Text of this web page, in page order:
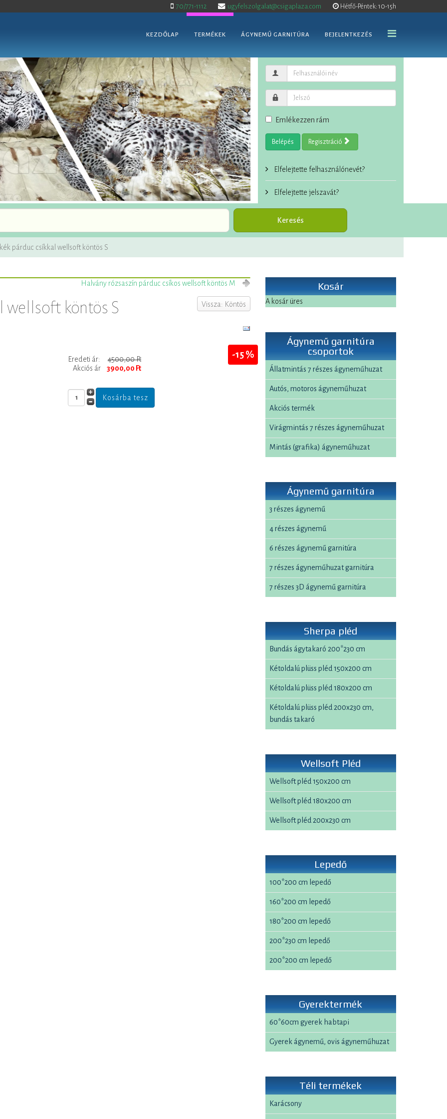
70/771-1112 ugyfelszolgalat@csigaplaza.com Hétfő-Péntek: 10-15h
KEZDŐLAP TERMÉKEK ÁGYNEMŰ GARNITÚRA BEJELENTKEZÉS
Emlékezzen rám
Belépés Regisztráció
Elfelejtette felhasználónevét?
Elfelejtette jelszavát?
párduc csíkkal wellsoft köntös S
Halvány rózsaszín párduc csíkos wellsoft köntös M
Vissza: Köntös
wellsoft köntös S
-15 %
Eredeti ár:
4500,00 Ft
Akciós ár
3900,00 Ft
Kosár
A kosár üres
Ágynemű garnitúra
csoportok
Állatmintás 7 részes ágyneműhuzat
Autós, motoros ágyneműhuzat
Akciós termék
Virágmintás 7 részes ágyneműhuzat
Mintás (grafika) ágyneműhuzat
Ágynemű garnitúra
3 részes ágynemű
4 részes ágynemű
6 részes ágynemű garnitúra
7 részes ágyneműhuzat garnitúra
7 részes 3D ágynemű garnitúra
Sherpa pléd
Bundás ágytakaró 200*230 cm
Kétoldalú plüss pléd 150x200 cm
Kétoldalú plüss pléd 180x200 cm
Kétoldalú plüss pléd 200x230 cm,
bundás takaró
Wellsoft Pléd
Wellsoft pléd 150x200 cm
Wellsoft pléd 180x200 cm
Wellsoft pléd 200x230 cm
Lepedő
100*200 cm lepedő
160*200 cm lepedő
180*200 cm lepedő
200*230 cm lepedő
200*200 cm lepedő
Gyerektermék
60*60cm gyerek habtapi
Gyerek ágynemű, ovis ágyneműhuzat
Téli termékek
Karácsony